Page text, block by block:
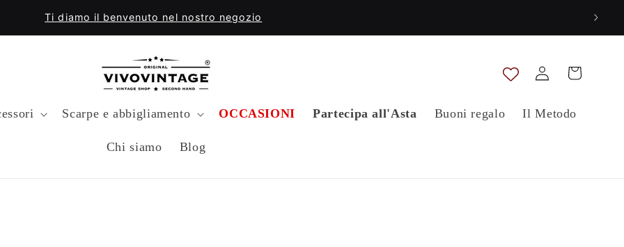
Ti diamo il benvenuto nel nostro negozio
Scarpe e abbigliamento OCCASIONI Partecipa all'Asta Buoni regalo Il Metodo
Chi siamo Blog
Accedi Carrello